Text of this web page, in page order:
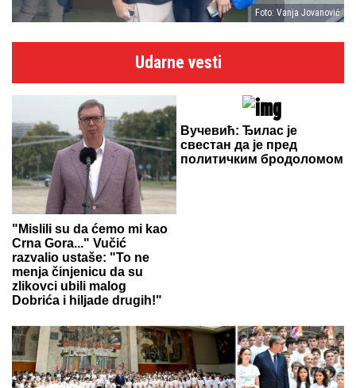
Foto: Vanja Jovanović
Udarne vesti
"Mislili su da ćemo mi kao
Crna Gora..." Vučić
razvalio ustaše: "To ne
menja činjenicu da su
zlikovci ubili malog
Dobrića i hiljade drugih!"
Вучевић: Ђилас је
свестан да је пред
политичким бродоломом